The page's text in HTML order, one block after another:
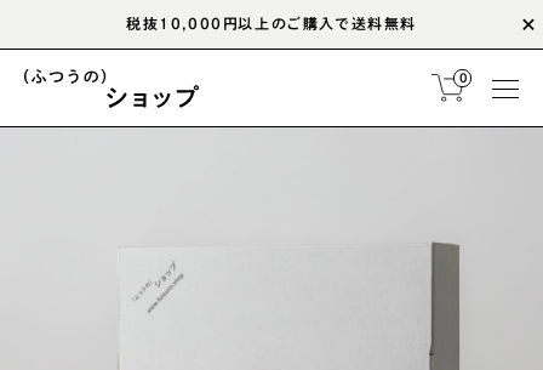
税抜10,000円以上のご購入で送料無料
0